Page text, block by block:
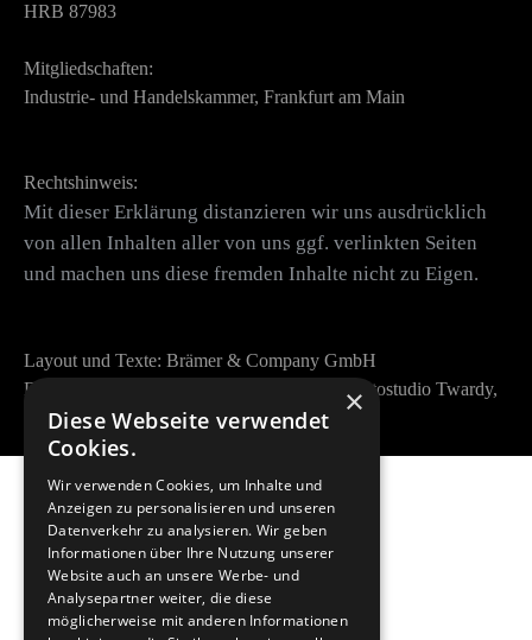
HRB 87983
Mitgliedschaften:
Industrie- und Handelskammer, Frankfurt am Main
Rechtshinweis:
Mit dieser Erklärung distanzieren wir uns ausdrücklich
von allen Inhalten aller von uns ggf. verlinkten Seiten
und machen uns diese fremden Inhalte nicht zu Eigen.
Layout und Texte: Brämer & Company GmbH
Fotos: www.istockphoto.com / Incomedia / Fotostudio Twardy,
Andernach
Brämer & Company GmbH
Bettinastrasse 30
D-60325 Frankfurt am Main
Germany
Phone: +49(0)69/97461360
×
Diese Webseite verwendet
Cookies.
Wir verwenden Cookies, um Inhalte und
Anzeigen zu personalisieren und unseren
Datenverkehr zu analysieren. Wir geben
Informationen über Ihre Nutzung unserer
Website auch an unsere Werbe- und
Analysepartner weiter, die diese
möglicherweise mit anderen Informationen